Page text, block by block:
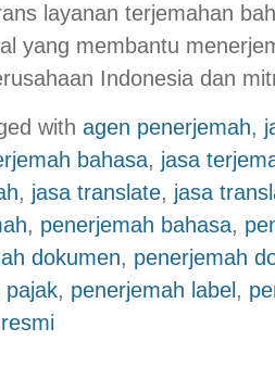
layanan terjemahan
yang membantu
Indonesia dan
with agen penerjemah,
bahasa, jasa
, jasa translate, jasa
, penerjemah bahasa,
dokumen, penerjemah
pajak, penerjemah label ,